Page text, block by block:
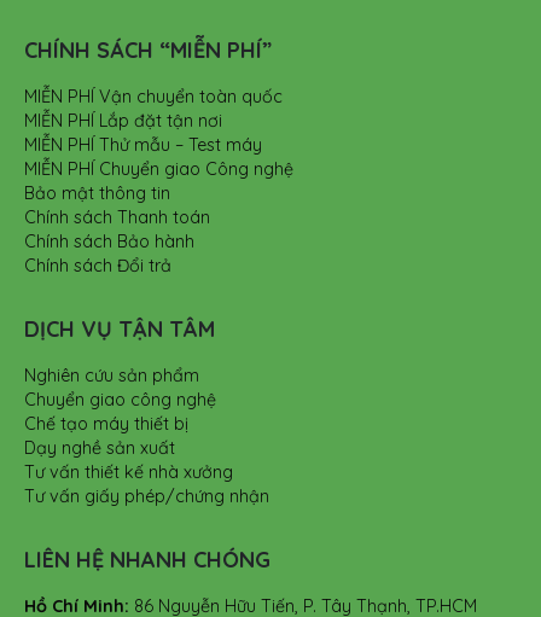
CHÍNH SÁCH “MIỄN PHÍ”
MIỄN PHÍ Vận chuyển toàn quốc
MIỄN PHÍ Lắp đặt tận nơi
MIỄN PHÍ Thử mẫu – Test máy
MIỄN PHÍ Chuyển giao Công nghệ
Bảo mật thông tin
Chính sách Thanh toán
Chính sách Bảo hành
Chính sách Đổi trả
DỊCH VỤ TẬN TÂM
Nghiên cứu sản phẩm
Chuyển giao công nghệ
Chế tạo máy thiết bị
Dạy nghề sản xuất
Tư vấn thiết kế nhà xưởng
Tư vấn giấy phép/chứng nhận
LIÊN HỆ NHANH CHÓNG
Hồ Chí Minh: 86 Nguyễn Hữu Tiến, P. Tây Thạnh, TP.HCM